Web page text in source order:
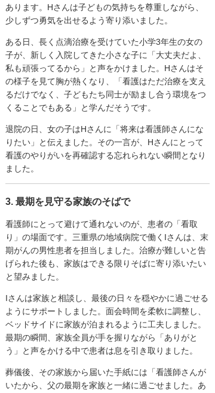
あります。Hさんは子どもの気持ちを尊重しながら、
少しずつ勇気を出せるよう寄り添いました。
ある日、長く点滴治療を受けていた小学3年生の女の
子が、新しく入院してきた小さな子に「大丈夫だよ、
私も頑張ってるから」と声をかけました。Hさんはそ
の様子を見て胸が熱くなり、「看護はただ治療を支え
るだけでなく、子どもたち同士が励まし合う環境をつ
くることでもある」と学んだそうです。
退院の日、女の子はHさんに「将来は看護師さんにな
りたい」と伝えました。その一言が、Hさんにとって
看護のやりがいを再確認する忘れられない瞬間となり
ました。
3. 最期を見守る家族のそばで
看護師にとって避けて通れないのが、患者の「看取
り」の場面です。三重県の地域病院で働くIさんは、末
期がんの男性患者を担当しました。治療が難しいと告
げられた後も、家族はできる限りそばに寄り添いたい
と望みました。
Iさんは家族と相談し、最後の日々を穏やかに過ごせる
ようにサポートしました。面会時間を柔軟に調整し、
ベッドサイドに家族が泊まれるように工夫しました。
最期の瞬間、家族全員が手を握りながら「ありがと
う」と声をかける中で患者は息を引き取りました。
葬儀後、その家族から届いた手紙には「看護師さんが
いたから、父の最期を家族と一緒に過ごせました。あ